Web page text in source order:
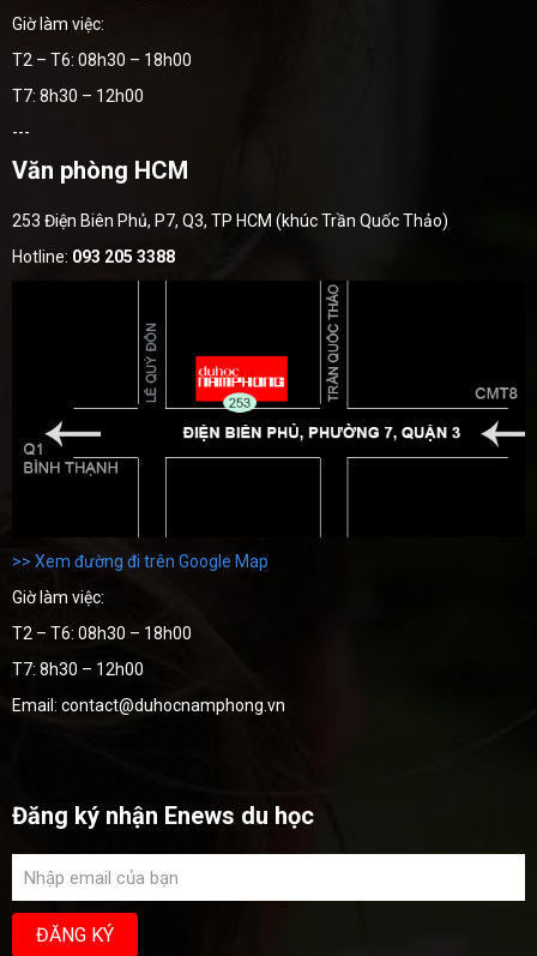
Giờ làm việc:
T2 – T6: 08h30 – 18h00
T7: 8h30 – 12h00
---
Văn phòng HCM
253 Điện Biên Phủ, P7, Q3, TP HCM (khúc Trần Quốc Thảo)
Hotline: 093 205 3388
>> Xem đường đi trên Google Map
Giờ làm việc:
T2 – T6: 08h30 – 18h00
T7: 8h30 – 12h00
Email: contact@duhocnamphong.vn
Đăng ký nhận Enews du học